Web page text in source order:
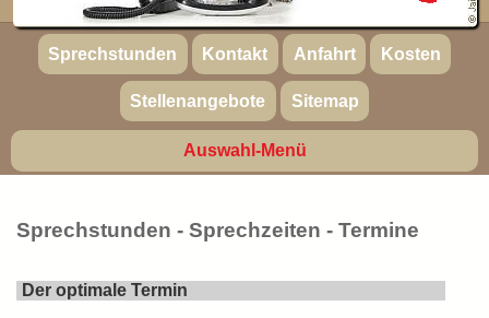
Sprechstunden Kontakt Anfahrt Kosten
Stellenangebote Sitemap
Auswahl-Menü
Sprechstunden - Sprechzeiten - Termine
Der optimale Termin